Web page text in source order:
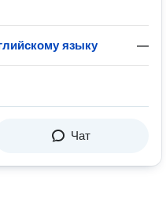
языку —
Чат